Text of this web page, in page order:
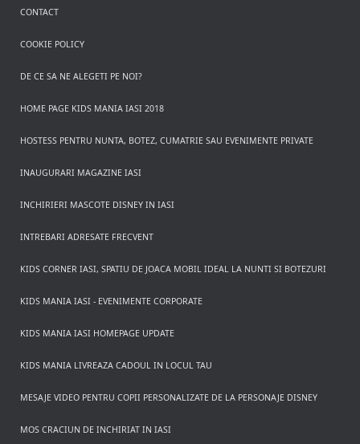
CONTACT
COOKIE POLICY
DE CE SA NE ALEGETI PE NOI?
HOME PAGE KIDS MANIA IASI 2018
HOSTESS PENTRU NUNTA, BOTEZ, CUMATRIE SAU EVENIMENTE PRIVATE
INAUGURARI MAGAZINE IASI
INCHIRIERI MASCOTE DISNEY IN IASI
INTREBARI ADRESATE FRECVENT
KIDS CORNER IASI, SPATIU DE JOACA MOBIL IDEAL LA NUNTI SI BOTEZURI
KIDS MANIA IASI - EVENIMENTE CORPORATE
KIDS MANIA IASI HOMEPAGE UPDATE
KIDS MANIA LIVREAZA CADOUL IN LOCUL TAU
MESAJE VIDEO PENTRU COPII PERSONALIZATE DE LA PERSONAJE DISNEY
MOS CRACIUN DE INCHIRIAT IN IASI